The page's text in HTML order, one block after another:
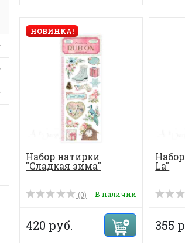
НОВИНКА!
Набор натирки
"Сладкая зима"
(0) В наличии
420 руб.
La"
355